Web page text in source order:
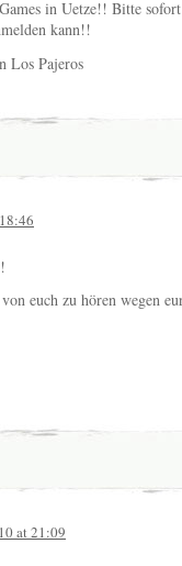
in Uetze!! Bitte sofort
kann!!
Los Pajeros
euch zu hören wegen
at 21:09